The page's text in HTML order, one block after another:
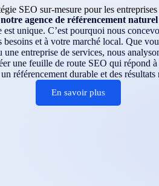
SEO sur-mesure pour les entreprises
agence de référencement naturel
est unique. C’est pourquoi nous
besoins et à votre marché local. Que
une entreprise de services, nous
une feuille de route SEO qui répond
référencement durable et des résultats
En savoir plus